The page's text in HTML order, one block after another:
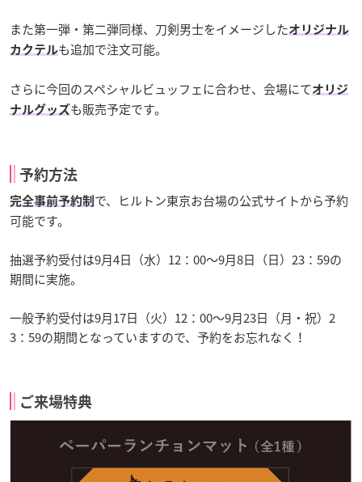
また第一弾・第二弾同様、刀剣男士をイメージしたオリジナル
カクテルも追加で注文可能。
さらに今回のスペシャルビュッフェに合わせ、会場にてオリジ
ナルグッズ も販売予定です。
予約方法
完全事前予約制 で、ヒルトン東京お台場の公式サイトから予約
可能です。
抽選予約受付は9月4日（水）12：00～9月8日（日）23：59の
期間に実施。
一般予約受付は9月17日（火）12：00～9月23日（月・祝）2
3：59の期間となっていますので、予約をお忘れなく！
ご来場特典